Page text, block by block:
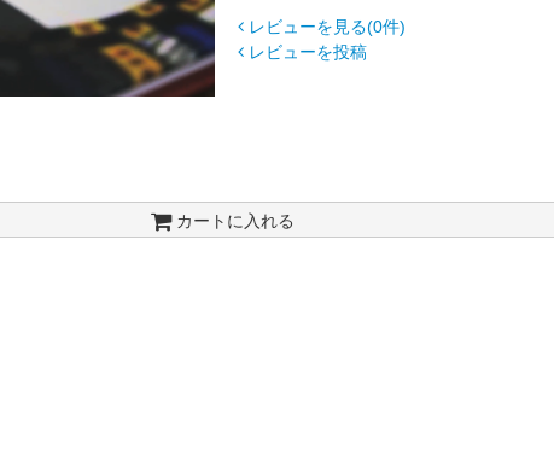
レビューを見る(0件)
レビューを投稿
カートに入れる